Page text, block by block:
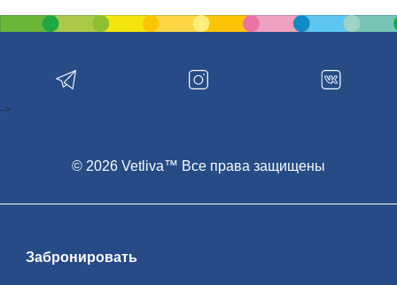
Забронировать
© 2026 Vetliva™ Все права защищены
-->